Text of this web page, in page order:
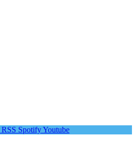
RSS SpotifyYoutube